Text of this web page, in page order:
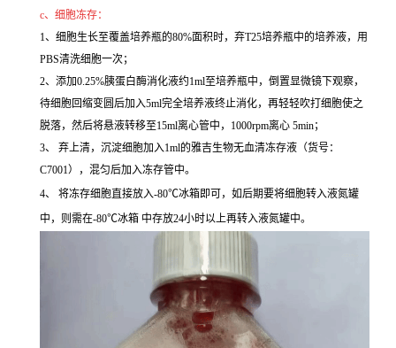
c、细胞冻存：
1、细胞生长至覆盖培养瓶的80%面积时，弃T25培养瓶中的培养液，用
PBS清洗细胞一次；
2、添加0.25%胰蛋白酶消化液约1ml至培养瓶中，倒置显微镜下观察，
待细胞回缩变圆后加入5ml完全培养液终止消化，再轻轻吹打细胞使之
脱落，然后将悬液转移至15ml离心管中，1000rpm离心 5min；
3、 弃上清，沉淀细胞加入1ml的雅吉生物无血清冻存液（货号：
C7001），混匀后加入冻存管中。
4、 将冻存细胞直接放入-80℃冰箱即可，如后期要将细胞转入液氮罐
中，则需在-80℃冰箱 中存放24小时以上再转入液氮罐中。